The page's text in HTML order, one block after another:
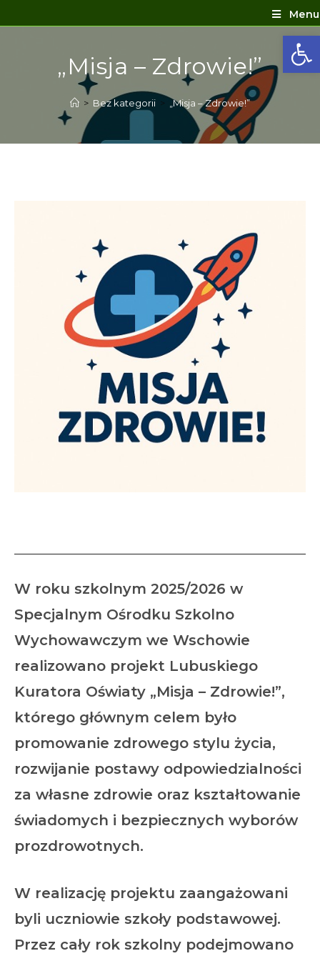
Menu
„Misja – Zdrowie!”
> Bez kategorii > „Misja – Zdrowie!”
W roku szkolnym 2025/2026 w
Specjalnym Ośrodku Szkolno
Wychowawczym we Wschowie
realizowano projekt Lubuskiego
Kuratora Oświaty „Misja – Zdrowie!”,
którego głównym celem było
promowanie zdrowego stylu życia,
rozwijanie postawy odpowiedzialności
za własne zdrowie oraz kształtowanie
świadomych i bezpiecznych wyborów
prozdrowotnych.
W realizację projektu zaangażowani
byli uczniowie szkoły podstawowej.
Przez cały rok szkolny podejmowano